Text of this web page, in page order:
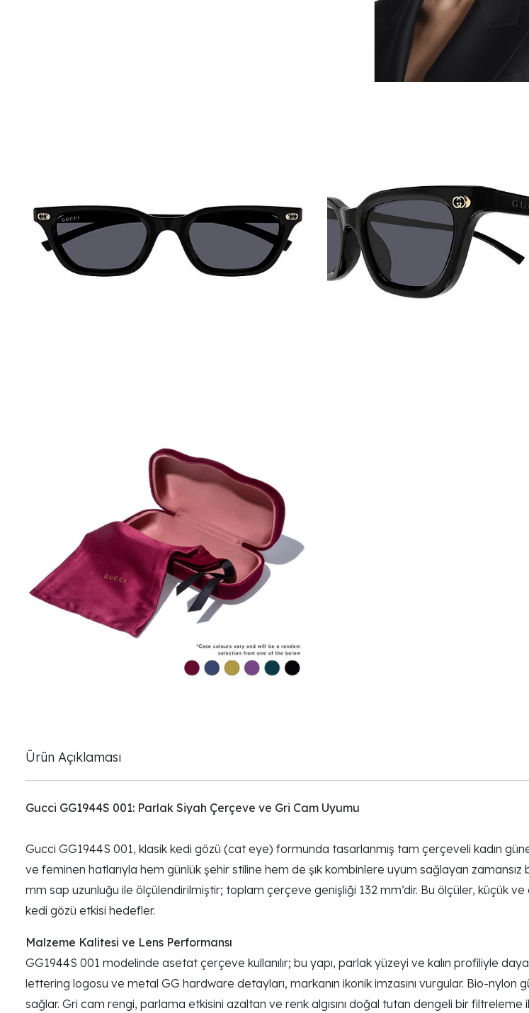
Ürün Açıklaması
Gucci GG1944S 001: Parlak Siyah Çerçeve ve Gri Cam Uyumu
Gucci GG1944S 001, klasik kedi gözü (cat eye) formunda tasarlanmış tam çerçeveli kadın
ve feminen hatlarıyla hem günlük şehir stiline hem de şık kombinlere uyum sağlayan
mm sap uzunluğu ile ölçülendirilmiştir; toplam çerçeve genişliği 132 mm’dir. Bu ölçüler, küçük
kedi gözü etkisi hedefler.
Malzeme Kalitesi ve Lens Performansı
GG1944S 001 modelinde asetat çerçeve kullanılır; bu yapı, parlak yüzeyi ve kalın profiliyle
lettering logosu ve metal GG hardware detayları, markanın ikonik imzasını vurgular. Bio-nylon
sağlar. Gri cam rengi, parlama etkisini azaltan ve renk algısını doğal tutan dengeli bir filtreleme